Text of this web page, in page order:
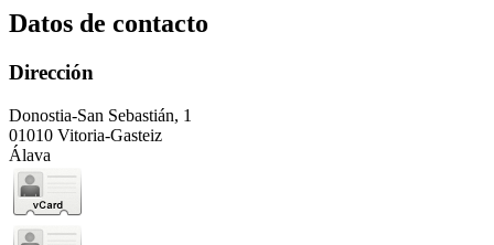
Datos de contacto
Dirección
Donostia-San Sebastián, 1
01010 Vitoria-Gasteiz
Álava